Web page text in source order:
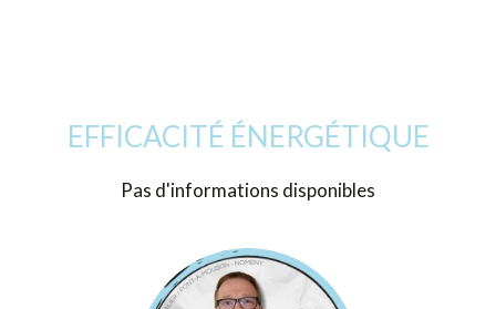
EFFICACITÉ ÉNERGÉTIQUE
Pas d'informations disponibles